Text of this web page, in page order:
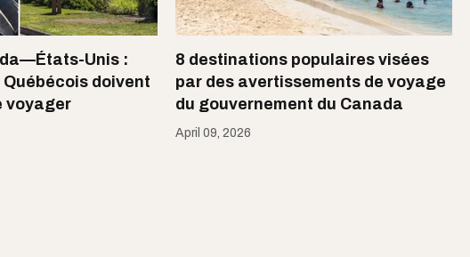
Unis :
doivent
voyager
8 destinations populaires ​visées
par des avertissements de voyage
du gouvernement du Canada
April 09, 2026